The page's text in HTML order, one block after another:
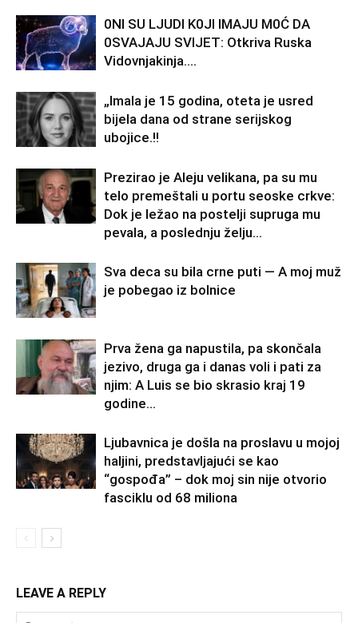
0Nl SU LJUDl K0Jl lMAJU M0Ć DA
0SVAJAJU SVlJET: Otkriva Ruska
Vidovnjakinja….
„Imala je 15 godina, oteta je usred
bijela dana od strane serijskog
ubojice.!!
Prezirao je Aleju velikana, pa su mu
telo premeštali u portu seoske crkve:
Dok je ležao na postelji supruga mu
pevala, a poslednju želju...
Sva deca su bila crne puti — A moj muž
je pobegao iz bolnice
Prva žena ga napustila, pa skončala
jezivo, druga ga i danas voli i pati za
njim: A Luis se bio skrasio kraj 19
godine...
Ljubavnica je došla na proslavu u mojoj
haljini, predstavljajući se kao
“gospođa” – dok moj sin nije otvorio
fasciklu od 68 miliona
LEAVE A REPLY